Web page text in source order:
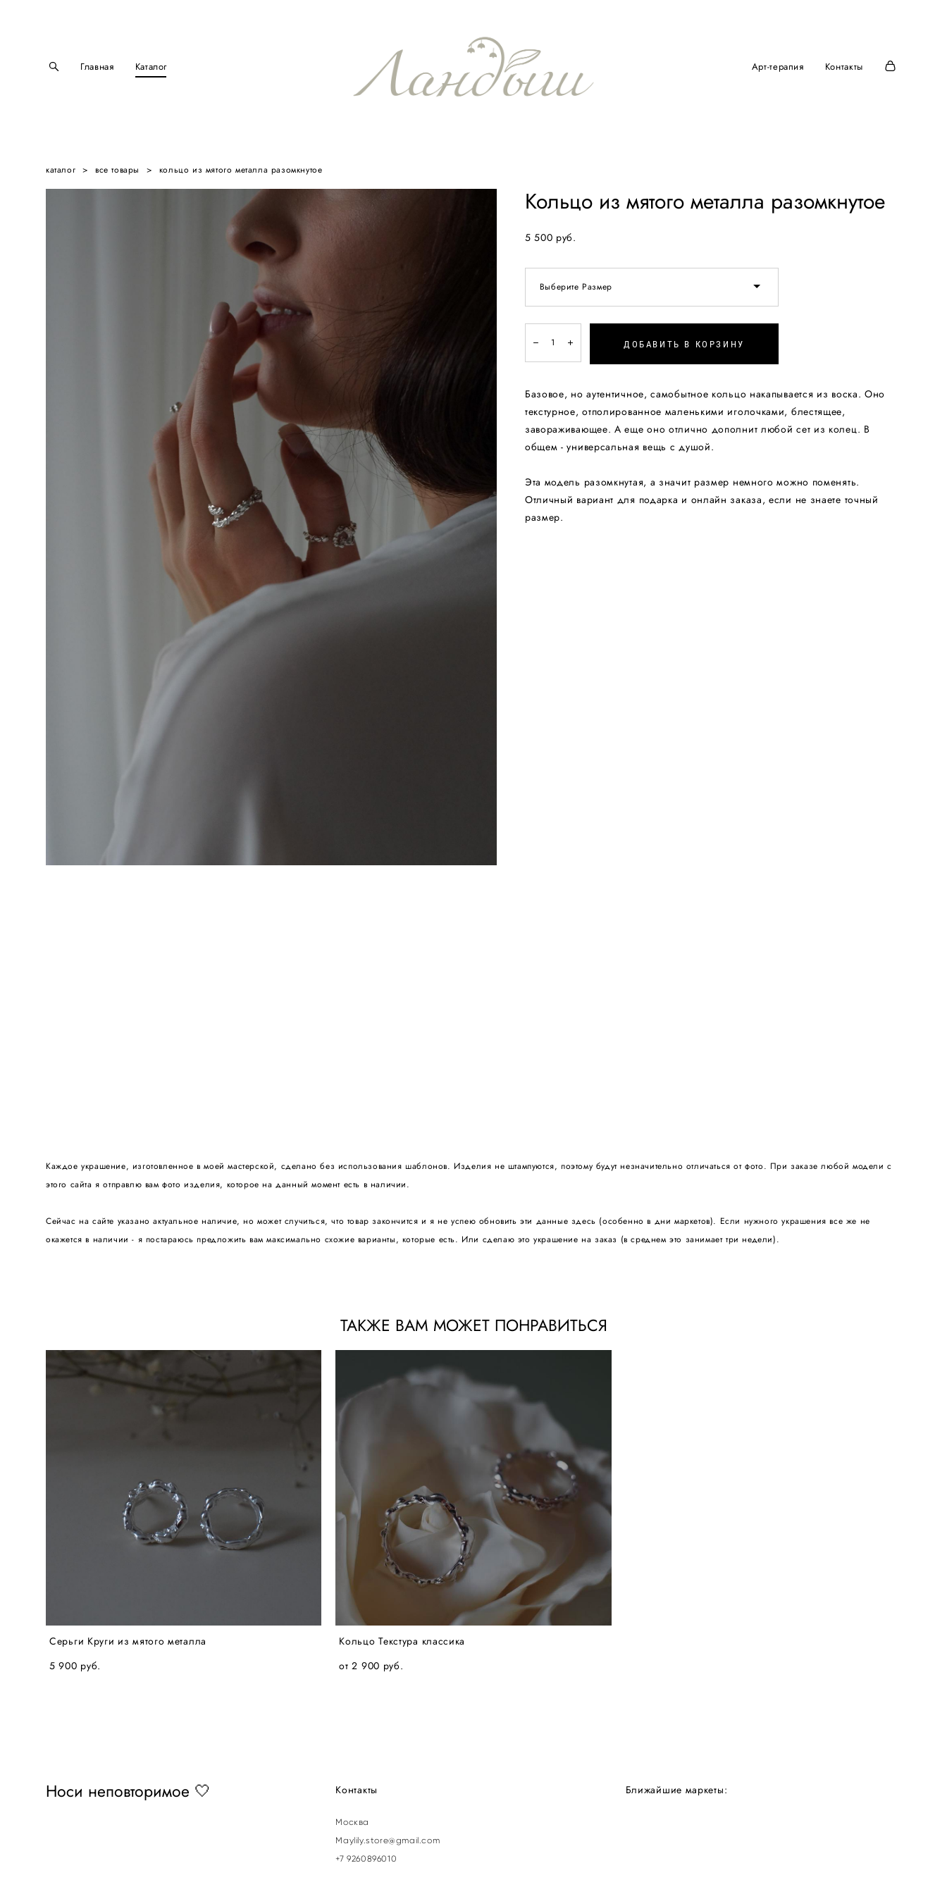
Главная Каталог Арт-терапия Контакты
каталог > все товары > кольцо из мятого металла разомкнутое
Кольцо из мятого металла разомкнутое
5 500 pуб.
Выберите Размер
ДОБАВИТЬ В КОРЗИНУ
Базовое, но аутентичное, самобытное кольцо накапывается из воска. Оно
текстурное, отполированное маленькими иголочками, блестящее,
завораживающее. А еще оно отлично дополнит любой сет из колец. В
общем - универсальная вещь с душой.
Эта модель разомкнутая, а значит размер немного можно поменять.
Отличный вариант для подарка и онлайн заказа, если не знаете точный
размер.
Каждое украшение, изготовленное в моей мастерской, сделано без использования шаблонов. Изделия не штампуются, поэтому будут незначительно отличаться от фото. При заказе любой модели с
этого сайта я отправлю вам фото изделия, которое на данный момент есть в наличии.
Сейчас на сайте указано актуальное наличие, но может случиться, что товар закончится и я не успею обновить эти данные здесь (особенно в дни маркетов). Если нужного украшения все же не
окажется в наличии - я постараюсь предложить вам максимально схожие варианты, которые есть. Или сделаю это украшение на заказ (в среднем это занимает три недели).
ТАКЖЕ ВАМ МОЖЕТ ПОНРАВИТЬСЯ
Серьги Круги из мятого металла
5 900 pуб.
Кольцо Текстура классика
от 2 900 pуб.
Носи неповторимое 🤍 Контакты
Москва
Maylily.store@gmail.com
+7 9260896010
Ближайшие маркеты: